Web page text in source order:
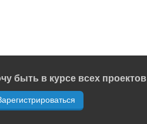
быть в курсе всех проектов